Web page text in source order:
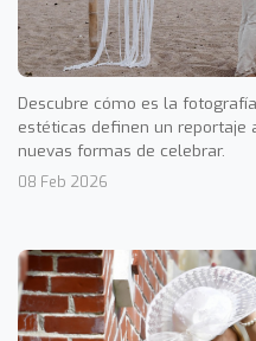
Descubre cómo es la
estéticas definen un reportaje
nuevas formas de celebrar.
08 Feb 2026